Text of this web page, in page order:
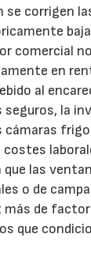
se corrigen
comercial
en
al
seguros, la
cámaras
las
o de
más de
que